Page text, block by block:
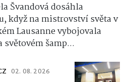
Švandová dosáhla
když na mistrovství světa v
Lausanne vybojovala
šamp...
02. 08. 2026